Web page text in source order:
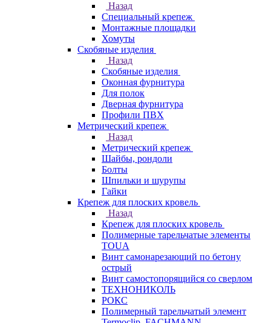
Назад
Специальный крепеж
Монтажные площадки
Хомуты
Скобяные изделия
Назад
Скобяные изделия
Оконная фурнитура
Для полок
Дверная фурнитура
Профили ПВХ
Метрический крепеж
Назад
Метрический крепеж
Шайбы, рондоли
Болты
Шпильки и шурупы
Гайки
Крепеж для плоских кровель
Назад
Крепеж для плоских кровель
Полимерные тарельчатые элементы
TOUA
Винт самонарезающий по бетону
острый
Винт самостопорящийся со сверлом
ТЕХНОНИКОЛЬ
РОКС
Полимерный тарельчатый элемент